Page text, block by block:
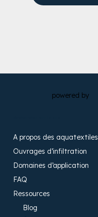
powered by
A propos des aquatextiles​
Ouvrages d’infiltration​
Domaines d’application
FAQ
Ressources
Blog